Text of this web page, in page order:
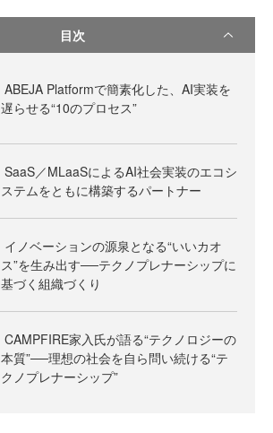
目次
ABEJA Platformで簡素化した、AI実装を
遅らせる“10のプロセス”
SaaS／MLaaSによるAI社会実装のエコシ
ステムをともに構築するパートナー
イノベーションの源泉となる“いいカオ
ス”を生み出す──テクノプレナーシップに
基づく組織づくり
CAMPFIRE家入氏が語る“テクノロジーの
本質”──理想の社会を自ら問い続ける“テ
クノプレナーシップ”